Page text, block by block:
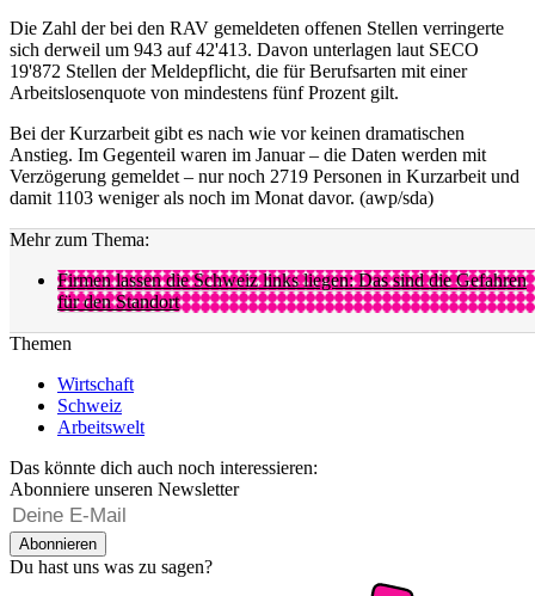
Die Zahl der bei den RAV gemeldeten offenen Stellen verringerte
sich derweil um 943 auf 42'413. Davon unterlagen laut SECO
19'872 Stellen der Meldepflicht, die für Berufsarten mit einer
Arbeitslosenquote von mindestens fünf Prozent gilt.
Bei der Kurzarbeit gibt es nach wie vor keinen dramatischen
Anstieg. Im Gegenteil waren im Januar – die Daten werden mit
Verzögerung gemeldet – nur noch 2719 Personen in Kurzarbeit und
damit 1103 weniger als noch im Monat davor. (awp/sda)
Mehr zum Thema:
Firmen lassen die Schweiz links liegen: Das sind die Gefahren
für den Standort
Themen
Wirtschaft
Schweiz
Arbeitswelt
Das könnte dich auch noch interessieren:
Abonniere unseren Newsletter
Abonnieren
Du hast uns was zu sagen?